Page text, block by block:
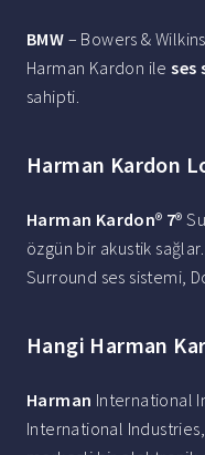
BMW – Bowers & Wilkins
Harman Kardon ileses
sahipti.
Harman Kardon
Harman Kardon® 7®
özgün bir akustik sağlar.
Surround ses sistemi,
Hangi Harman
Harman International
International